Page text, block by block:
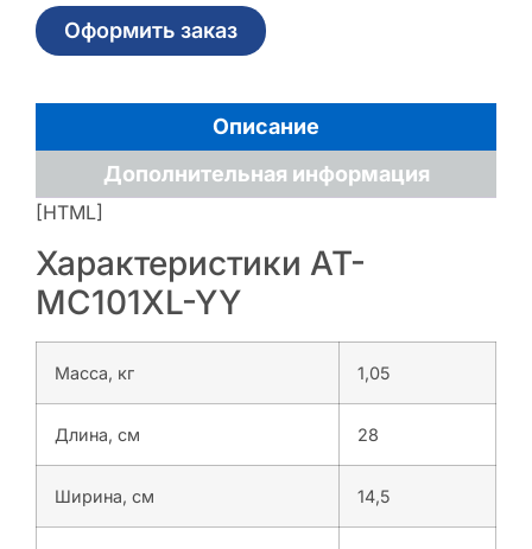
Оформить заказ
Описание
Дополнительная информация
[HTML]
Характеристики AT-
MC101XL-YY
Масса, кг 1,05
Длина, см 28
Ширина, см 14,5